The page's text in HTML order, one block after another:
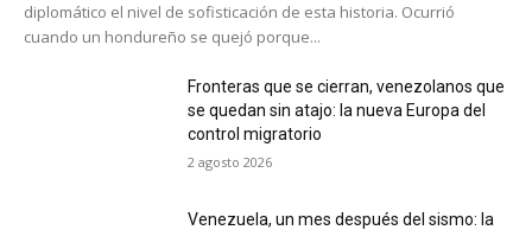
diplomático el nivel de sofisticación de esta historia. Ocurrió
cuando un hondureño se quejó porque...
Fronteras que se cierran, venezolanos que
se quedan sin atajo: la nueva Europa del
control migratorio
2 agosto 2026
Venezuela, un mes después del sismo: la